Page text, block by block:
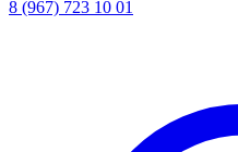
8 (967) 723 10 01